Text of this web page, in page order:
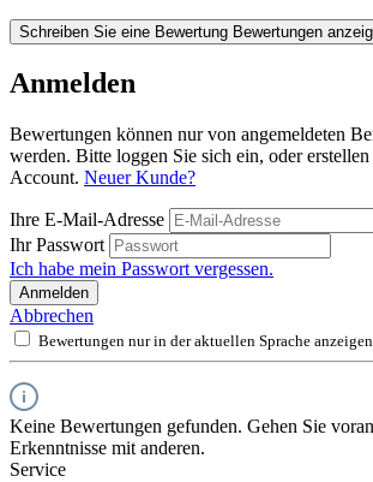
Schreiben Sie eine Bewertung Bewertungen
Anmelden
Bewertungen können nur von angemeldeten
werden. Bitte loggen Sie sich ein, oder erstellen
Account. Neuer Kunde?
Ihre E-Mail-Adresse
Ihr Passwort
Ich habe mein Passwort vergessen.
Anmelden
Abbrechen
Bewertungen nur in der aktuellen Sprache
Keine Bewertungen gefunden. Gehen Sie
Erkenntnisse mit anderen.
Service